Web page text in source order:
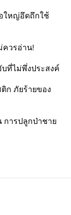
ใหญ่อึดถึกใช้
ควรอ่าน!
ที่ไม่พึ่งประสงค์
ก ภัยร้ายของ
การปลูกป่าชาย